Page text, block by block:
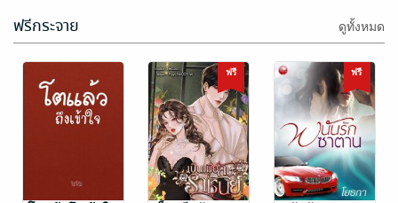
ฟรีกระจาย ดูทั้งหมด
ฟรี ฟรี